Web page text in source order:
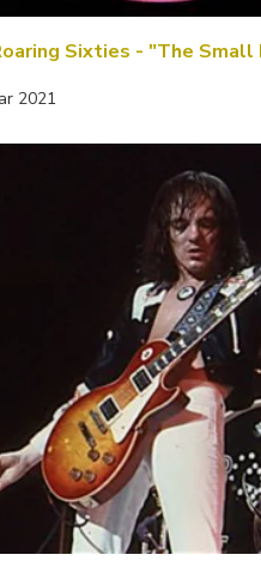
Sixties - "The Small
2021